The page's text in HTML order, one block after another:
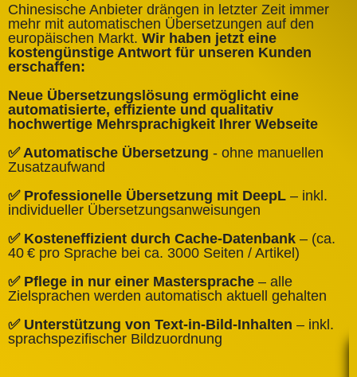
Chinesische Anbieter drängen in letzter Zeit immer
mehr mit automatischen Übersetzungen auf den
europäischen Markt. Wir haben jetzt eine
kostengünstige Antwort für unseren Kunden
erschaffen:
Neue Übersetzungslösung ermöglicht eine
automatisierte, effiziente und qualitativ
hochwertige Mehrsprachigkeit Ihrer Webseite
✅ Automatische Übersetzung - ohne manuellen
Zusatzaufwand
✅ Professionelle Übersetzung mit DeepL – inkl.
individueller Übersetzungsanweisungen
✅ Kosteneffizient durch Cache‑Datenbank – (ca.
40 € pro Sprache bei ca. 3000 Seiten / Artikel)
✅ Pflege in nur einer Mastersprache – alle
Zielsprachen werden automatisch aktuell gehalten
✅ Unterstützung von Text‑in‑Bild‑Inhalten – inkl.
sprachspezifischer Bildzuordnung